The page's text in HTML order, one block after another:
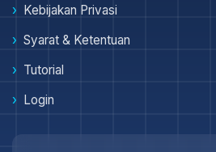
Kebijakan Privasi
Syarat & Ketentuan
Tutorial
Login